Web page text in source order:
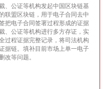
、公证等机构发起中国区块链基
联盟区块链，用于电子合同去中
把电子合同签署过程形成的证据
、公证等机构进行多方存证，实
过程证据完整记录，将司法机构
据链。填补目前市场上单一电子
改等问题。